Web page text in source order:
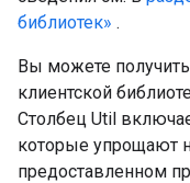
библиотек» .
Вы можете
клиентской
Столбец Util
которые упрощают
предоставленном